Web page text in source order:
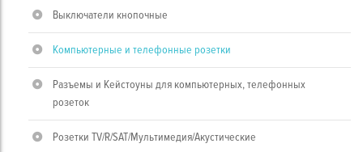
Выключатели кнопочные
Компьютерные и телефонные розетки
Разъемы и Кейстоуны для компьютерных, телефонных
розеток
Розетки TV/R/SAT/Мультимедия/Акустические